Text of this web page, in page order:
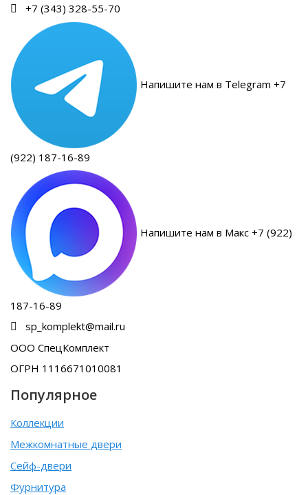
+7 (343) 328-55-70
Напишите нам в Telegram +7
(922) 187-16-89
Напишите нам в Макс +7 (922)
187-16-89
sp_komplekt@mail.ru
ООО СпецКомплект
ОГРН 1116671010081
Популярное
Коллекции
Межкомнатные двери
Сейф-двери
Фурнитура